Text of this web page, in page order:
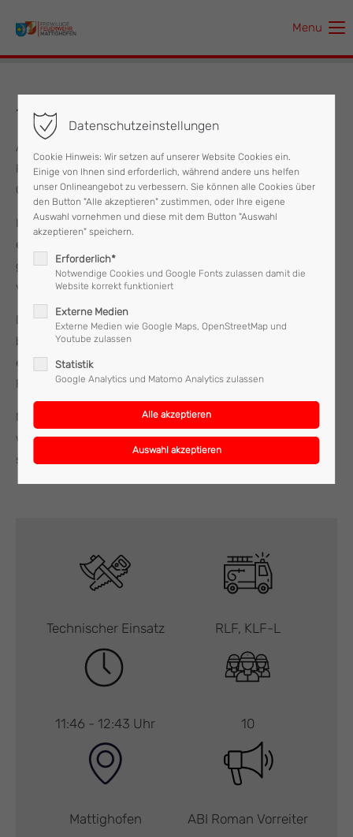
Der Eintrag "offcanvas-col1" existiert leider nicht.
Der Eintrag "offcanvas-col3" existiert leider nicht.
Der Eintrag "offcanvas-col4" existiert leider nicht.
Menu
17.07.2024 Ölspur
Am Mittwoch, dem 17.07.2024 wurde um 11:46 Uhr die
Feuerwehr Mattighofen mit den Stichworten "Ölspur-
Ölaustritt" alarmiert.
In einem Gewerbebetrieb kam es bei Verladearbeiten zu
einer Beschädigung eines IBC-Containers, worauf eine
größere Menge Schmierstoff austrat und die Straße
verunreinigte.
Die Feuerwehr Mattighofen sicherte die Einsatzstelle ab,
band das Öl mittels Ölbindemittel, verhinderte das
eindringen in die Kanalisation und reinigte im Anschluss die
Fahrbahn.
Nach einer Stunde rückte die Feuerwehr Mattighofen,
welche mit zwei Fahrzeugen und zehn Mann im Einsatz
stand, wieder ins Feuerwehrhaus ein.
Technischer Einsatz RLF, KLF-L
11:46 - 12:43 Uhr 10
Mattighofen ABI Roman Vorreiter
Datenschutzeinstellungen
Cookie Hinweis: Wir setzen auf unserer Website Cookies ein.
Einige von Ihnen sind erforderlich, während andere uns helfen
unser Onlineangebot zu verbessern. Sie können alle Cookies über
den Button "Alle akzeptieren" zustimmen, oder Ihre eigene
Auswahl vornehmen und diese mit dem Button "Auswahl
akzeptieren" speichern.
Erforderlich*
Notwendige Cookies und Google Fonts zulassen damit die
Website korrekt funktioniert
Externe Medien
Externe Medien wie Google Maps, OpenStreetMap und
Youtube zulassen
Statistik
Google Analytics und Matomo Analytics zulassen